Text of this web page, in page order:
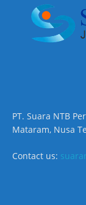
PT. Suara NTB
Mataram, Nusa
Contact us: